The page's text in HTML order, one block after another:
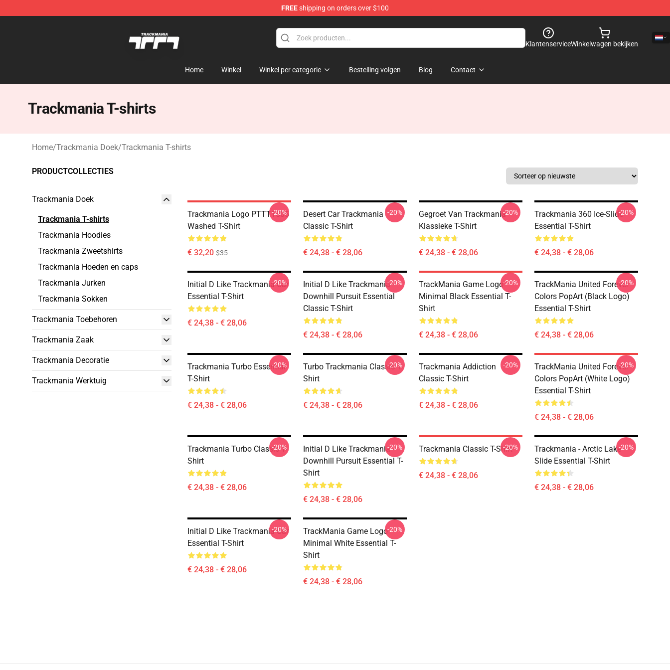
FREEshipping on orders over $100
KlantenserviceWinkelwagen bekijken
Home Winkel Winkel per categorie Bestelling volgen Blog Contact
Trackmania T-shirts
Home/Trackmania Doek/Trackmania T-shirts
PRODUCTCOLLECTIES
Trackmania Doek
Trackmania T-shirts
Trackmania Hoodies
Trackmania Zweetshirts
Trackmania Hoeden en caps
Trackmania Jurken
Trackmania Sokken
Trackmania Toebehoren
Trackmania Zaak
Trackmania Decoratie
Trackmania Werktuig
Trackmania Logo PTTT1505
Washed T-Shirt
€ 32,20 $35
-20%
Desert Car Trackmania
Classic T-Shirt
€ 24,38 - € 28,06
-20%
Gegroet Van Trackmania
Klassieke T-Shirt
€ 24,38 - € 28,06
-20%
Trackmania 360 Ice-Slide
Essential T-Shirt
€ 24,38 - € 28,06
-20%
Initial D Like Trackmania Car
Essential T-Shirt
€ 24,38 - € 28,06
-20%
Initial D Like Trackmania -
Downhill Pursuit Essential
Classic T-Shirt
€ 24,38 - € 28,06
-20%
TrackMania Game Logo
Minimal Black Essential T-
Shirt
€ 24,38 - € 28,06
-20%
TrackMania United Forever
Colors PopArt (Black Logo)
Essential T-Shirt
€ 24,38 - € 28,06
-20%
Trackmania Turbo Essential
T-Shirt
€ 24,38 - € 28,06
-20%
Turbo Trackmania Classic T-
Shirt
€ 24,38 - € 28,06
-20%
Trackmania Addiction
Classic T-Shirt
€ 24,38 - € 28,06
-20%
TrackMania United Forever
Colors PopArt (White Logo)
Essential T-Shirt
€ 24,38 - € 28,06
-20%
Trackmania Turbo Classic T-
Shirt
€ 24,38 - € 28,06
-20%
Initial D Like Trackmania -
Downhill Pursuit Essential T-
Shirt
€ 24,38 - € 28,06
-20% Trackmania Classic T-Shirt
€ 24,38 - € 28,06
-20%
Trackmania - Arctic Lake
Slide Essential T-Shirt
€ 24,38 - € 28,06
-20%
Initial D Like Trackmania Car
Essential T-Shirt
€ 24,38 - € 28,06
-20%
TrackMania Game Logo
Minimal White Essential T-
Shirt
€ 24,38 - € 28,06
-20%